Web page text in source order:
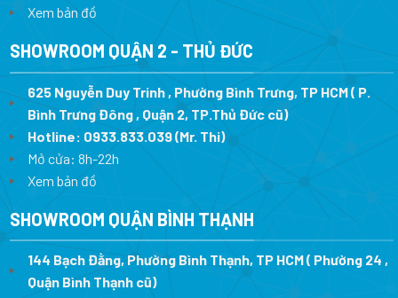
Xem bản đồ
SHOWROOM QUẬN 2 - THỦ ĐỨC
625 Nguyễn Duy Trinh , Phường Bình Trưng, TP HCM ( P.
Bình Trưng Đông , Quận 2, TP.Thủ Đức cũ)
Hotline: 0933.833.039(Mr. Thi)
Mở cửa: 8h-22h
Xem bản đồ
SHOWROOM QUẬN BÌNH THẠNH
144 Bạch Đằng, Phường Bình Thạnh, TP HCM ( Phường 24 ,
Quận Bình Thạnh cũ)